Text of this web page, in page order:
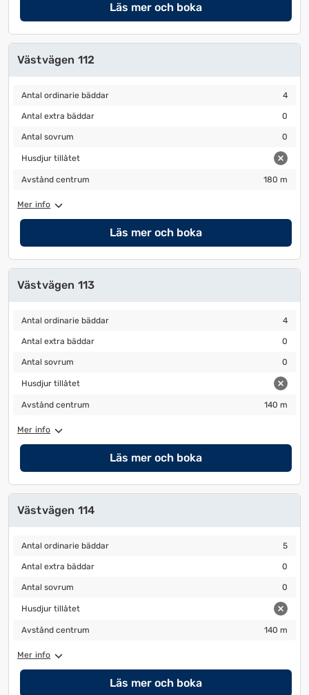
Läs mer och boka
Västvägen 112
Antal ordinarie bäddar
Antal ordinarie bäddar 4
Antal extra bäddar
Antal extra bäddar 0
Antal sovrum
Antal sovrum 0
Husdjur tillåtet
Husdjur tillåtet
Avstånd centrum
Avstånd centrum 180 m
Mer info
Läs mer och boka
Västvägen 113
Antal ordinarie bäddar
Antal ordinarie bäddar 4
Antal extra bäddar
Antal extra bäddar 0
Antal sovrum
Antal sovrum 0
Husdjur tillåtet
Husdjur tillåtet
Avstånd centrum
Avstånd centrum 140 m
Mer info
Läs mer och boka
Västvägen 114
Antal ordinarie bäddar
Antal ordinarie bäddar 5
Antal extra bäddar
Antal extra bäddar 0
Antal sovrum
Antal sovrum 0
Husdjur tillåtet
Husdjur tillåtet
Avstånd centrum
Avstånd centrum 140 m
Mer info
Läs mer och boka